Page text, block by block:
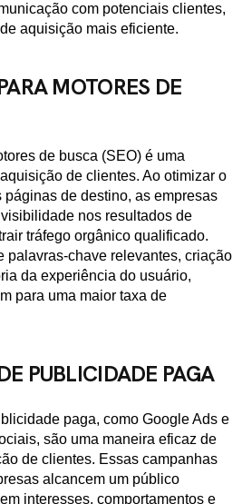
com potenciais clientes,
aquisição mais eficiente.
MOTORES DE
de busca (SEO) é uma
de clientes. Ao otimizar o
páginas de destino, as empresas
nos resultados de
tráfego orgânico qualificado.
palavras-chave relevantes, criação
da experiência do usuário,
para uma maior taxa de
PUBLICIDADE PAGA
paga, como Google Ads e
são uma maneira eficaz de
de clientes. Essas campanhas
alcancem um público
interesses, comportamentos e